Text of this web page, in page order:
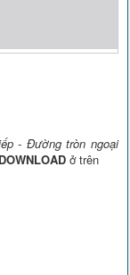
- Đường tròn ngoại
DOWNLOAD ở trên